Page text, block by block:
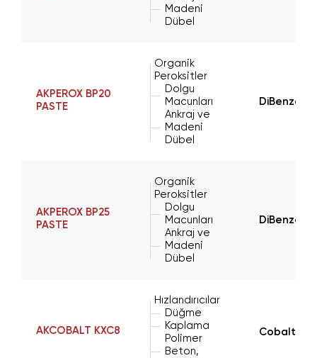
Madeni
Dübel
AKPEROX BP20
PASTE
Organik
Peroksitler
Dolgu
Macunları
Ankraj ve
Madeni
Dübel
DiBenzoyl
AKPEROX BP25
PASTE
Organik
Peroksitler
Dolgu
Macunları
Ankraj ve
Madeni
Dübel
DiBenzoyl
AKCOBALT KXC8
Hızlandırıcılar
Düğme
Kaplama
Polimer
Beton,
Cobalt(II)